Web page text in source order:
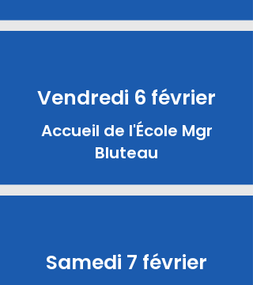
Vendredi 6 février
Accueil de l'École Mgr
Bluteau
Samedi 7 février